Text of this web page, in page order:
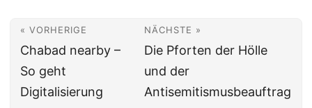
« VORHERIGE
Chabad nearby –
So geht
Digitalisierung
NÄCHSTE »
Die Pforten der Hölle
und der
Antisemitismusbeauftrag